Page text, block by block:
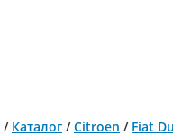
/ Каталог /Citroen / Fiat